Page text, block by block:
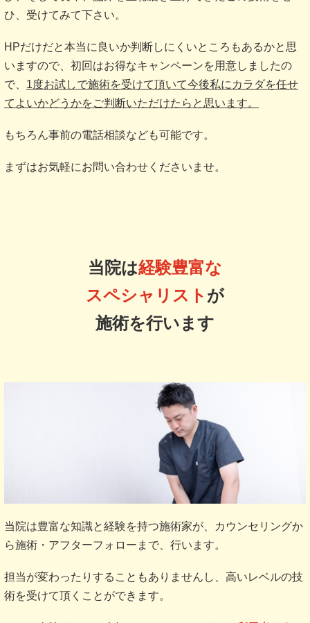
ひ、受けてみて下さい。
HPだけだと本当に良いか判断しにくいところもあるかと思
いますので、初回はお得なキャンペーンを用意しましたの
で、 1度お試しで施術を受けて頂いて今後私にカラダを任せ
てよいかどうかをご判断いただけたらと思います。
もちろん事前の電話相談なども可能です。
まずはお気軽にお問い合わせくださいませ。
当院は経験豊富な
スペシャリスト が
施術を行います
当院は豊富な知識と経験を持つ施術家が、カウンセリングか
ら施術・アフターフォローまで、行います。
担当が変わったりすることもありませんし、高いレベルの技
術を受けて頂くことができます。